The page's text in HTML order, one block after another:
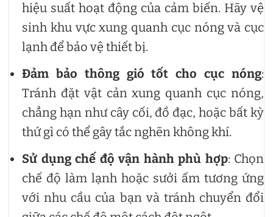
hiệu suất hoạt động của cảm biến. Hãy vệ
sinh khu vực xung quanh cục nóng và cục
lạnh để bảo vệ thiết bị.
Đảm bảo thông gió tốt cho cục nóng:
Tránh đặt vật cản xung quanh cục nóng,
chẳng hạn như cây cối, đồ đạc, hoặc bất kỳ
thứ gì có thể gây tắc nghẽn không khí.
Sử dụng chế độ vận hành phù hợp: Chọn
chế độ làm lạnh hoặc sưởi ấm tương ứng
với nhu cầu của bạn và tránh chuyển đổi